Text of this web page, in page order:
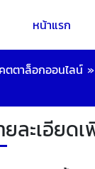
หน้าแรก
ตตาล็อกออนไลน์ »
ยละเอียด